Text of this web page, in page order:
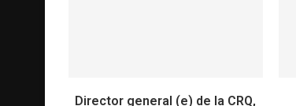
Director general (e) de la CRQ,